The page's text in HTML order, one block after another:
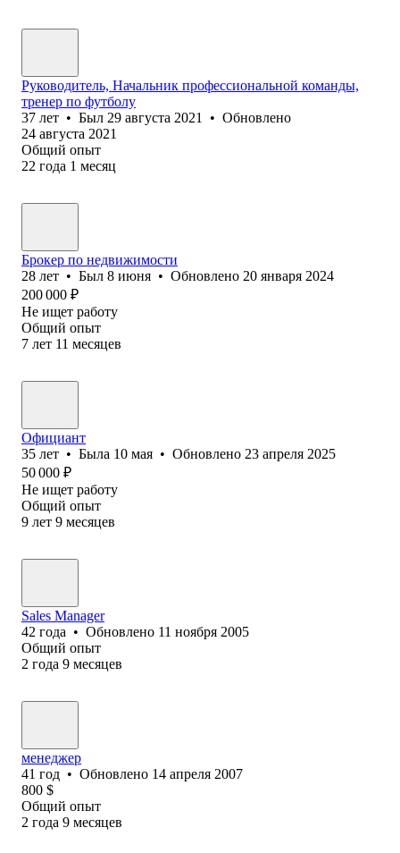
Руководитель, Начальник профессиональной команды,
тренер по футболу
37 лет • Был 29 августа 2021 • Обновлено
24 августа 2021
Общий опыт
22 года 1 месяц
Брокер по недвижимости
28 лет • Был 8 июня • Обновлено 20 января 2024
200 000 ₽
Не ищет работу
Общий опыт
7 лет 11 месяцев
Официант
35 лет • Была 10 мая • Обновлено 23 апреля 2025
50 000 ₽
Не ищет работу
Общий опыт
9 лет 9 месяцев
Sales Manager
42 года • Обновлено 11 ноября 2005
Общий опыт
2 года 9 месяцев
менеджер
41 год • Обновлено 14 апреля 2007
800 $
Общий опыт
2 года 9 месяцев